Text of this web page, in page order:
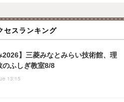
セスランキング
2026】三菱みなとみらい技術館、理
のふしぎ教室8/8
13:15